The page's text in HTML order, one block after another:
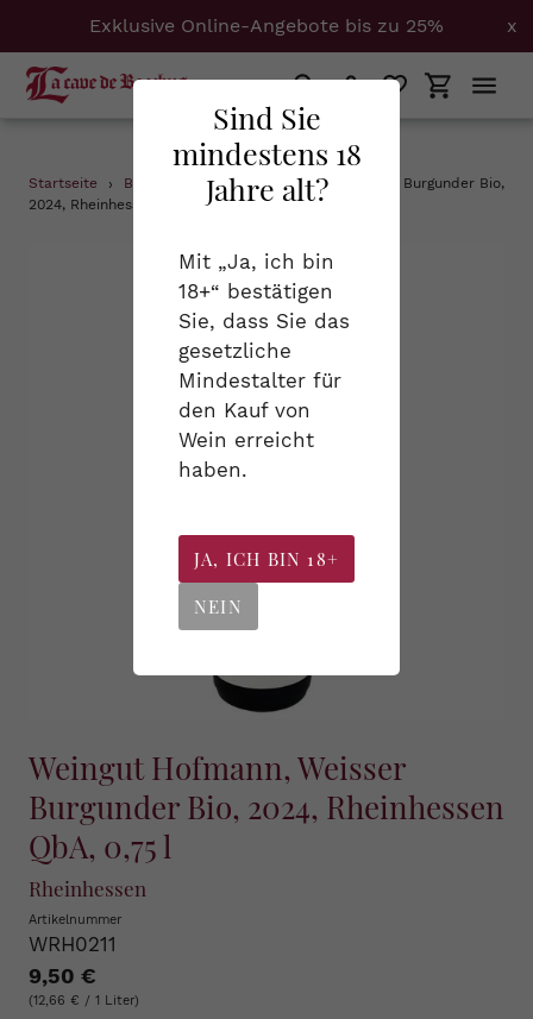
Sind Sie
mindestens 18
Jahre alt?
Mit „Ja, ich bin
18+“ bestätigen
Sie, dass Sie das
gesetzliche
Mindestalter für
den Kauf von
Wein erreicht
haben.
JA, ICH BIN 18+
NEIN
Direkt
zum
Exklusive Online-Angebote bis zu 25% x
Einloggen
Startseite › Bioweine
Weingut Hofmann, Weisser Burgunder Bio,
2024, Rheinhessen QbA, 0,75 l
Weingut Hofmann, Weisser
Burgunder Bio, 2024, Rheinhessen
QbA, 0,75 l
Rheinhessen
Artikelnummer
WRH0211
9,50 €
(12,66 € / 1 Liter)